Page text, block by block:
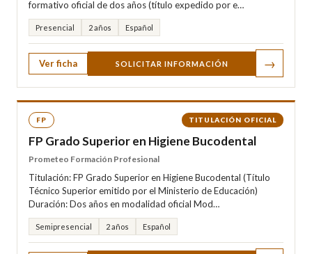
formativo oficial de dos años (título expedido por e…
Presencial 2 años Español
Ver ficha SOLICITAR INFORMACIÓN →
FP TITULACIÓN OFICIAL
FP Grado Superior en Higiene Bucodental
Prometeo Formación Profesional
Titulación: FP Grado Superior en Higiene Bucodental (Título
Técnico Superior emitido por el Ministerio de Educación)
Duración: Dos años en modalidad oficial Mod…
Semipresencial 2 años Español